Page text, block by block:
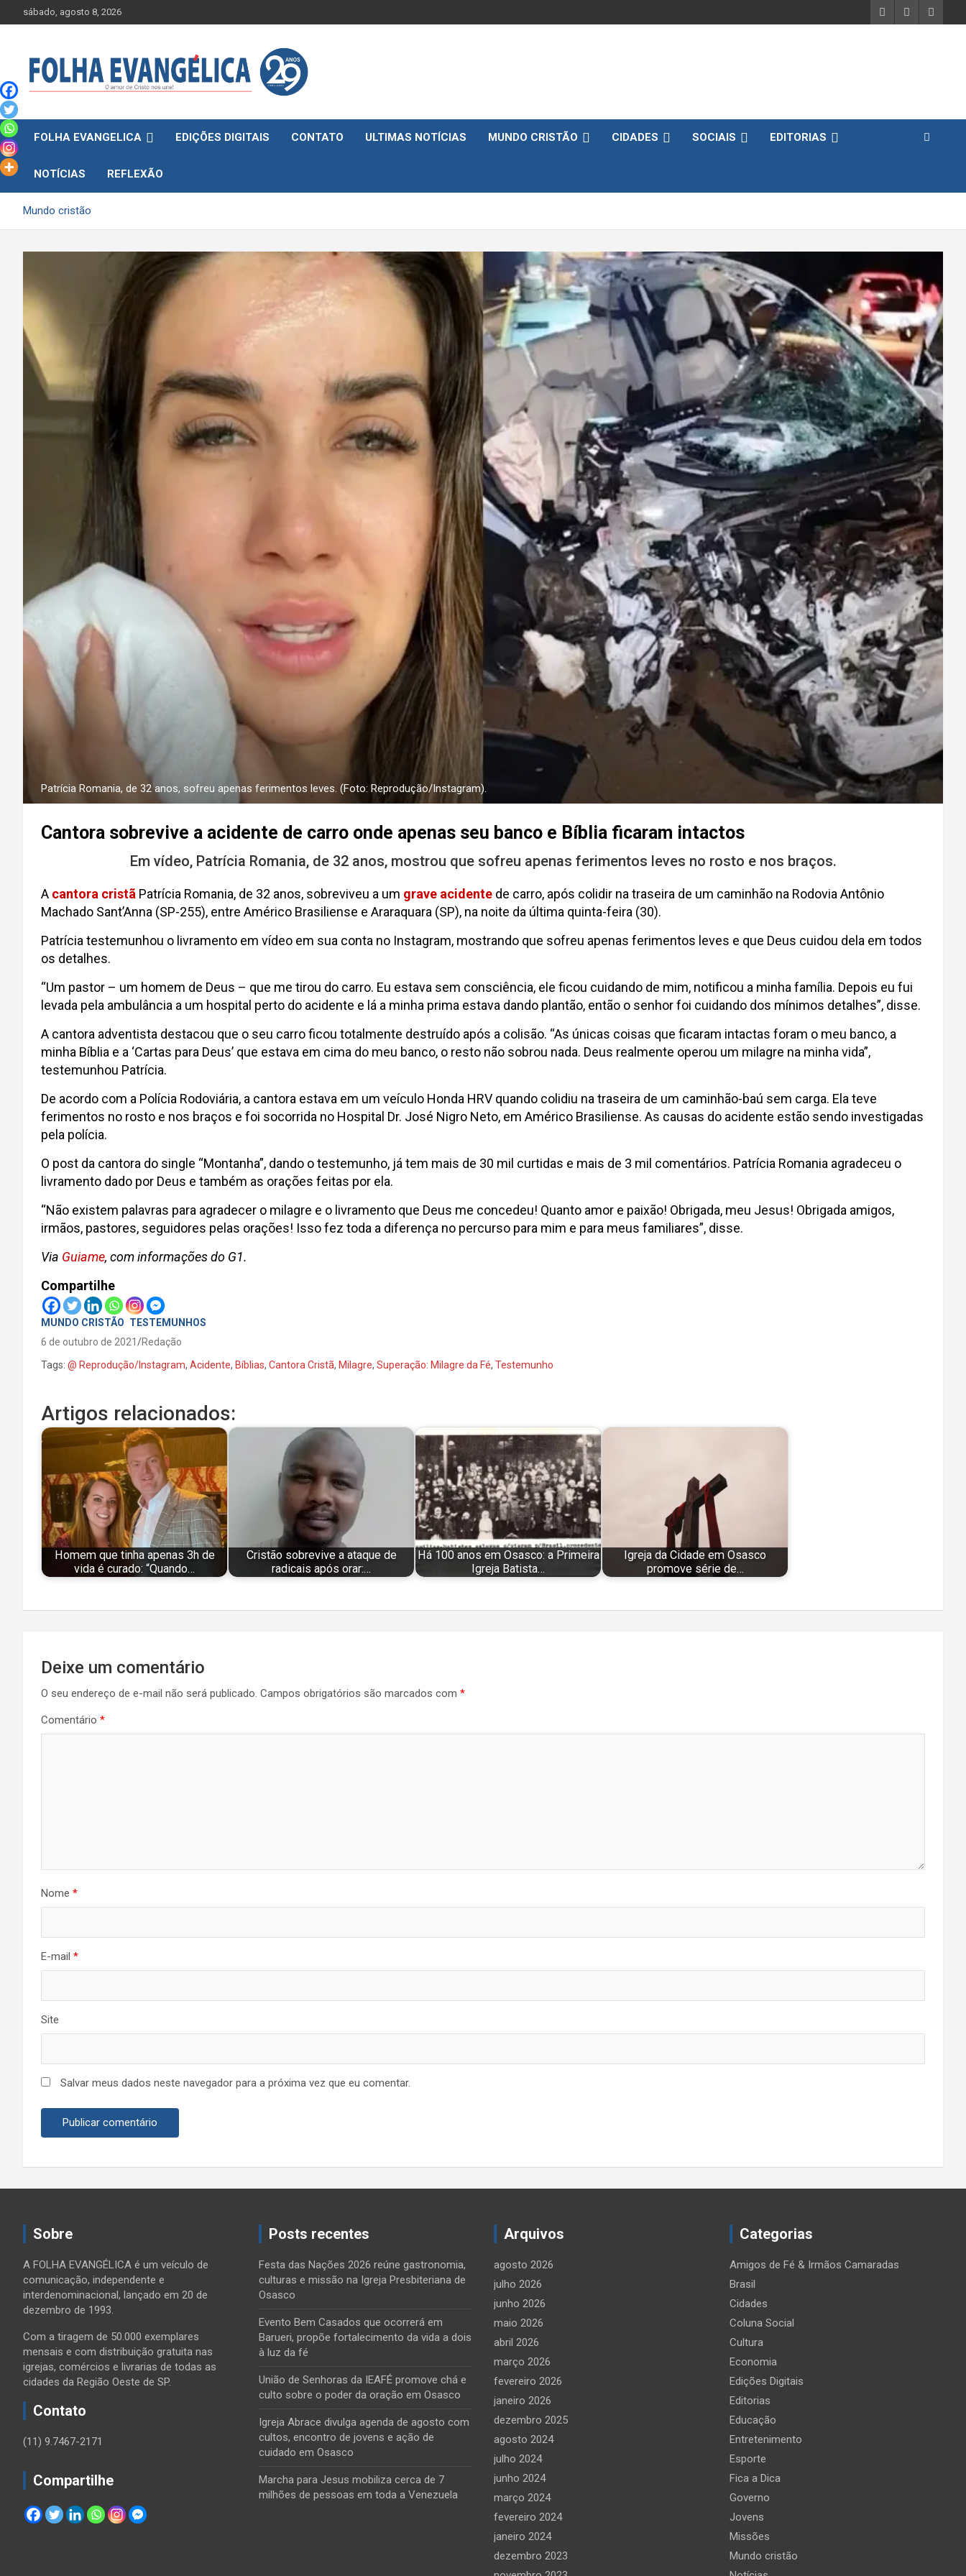
to
sábado, agosto 8, 2026
FOLHA EVANGELICA EDIÇÕES DIGITAIS CONTATO ULTIMAS NOTÍCIAS MUNDO CRISTÃO CIDADES SOCIAIS EDITORIAS
NOTÍCIAS REFLEXÃO
Mundo cristão
Patrícia Romania, de 32 anos, sofreu apenas ferimentos leves. (Foto: Reprodução/Instagram).
Cantora sobrevive a acidente de carro onde apenas seu banco e Bíblia ficaram intactos
Em vídeo, Patrícia Romania, de 32 anos, mostrou que sofreu apenas ferimentos leves no rosto e nos braços.
A cantora cristã Patrícia Romania, de 32 anos, sobreviveu a um grave acidente de carro, após colidir na traseira de um caminhão na Rodovia Antônio
Machado Sant’Anna (SP-255), entre Américo Brasiliense e Araraquara (SP), na noite da última quinta-feira (30).
Patrícia testemunhou o livramento em vídeo em sua conta no Instagram, mostrando que sofreu apenas ferimentos leves e que Deus cuidou dela em todos
os detalhes.
“Um pastor – um homem de Deus – que me tirou do carro. Eu estava sem consciência, ele ficou cuidando de mim, notificou a minha família. Depois eu fui
levada pela ambulância a um hospital perto do acidente e lá a minha prima estava dando plantão, então o senhor foi cuidando dos mínimos detalhes”, disse.
A cantora adventista destacou que o seu carro ficou totalmente destruído após a colisão. “As únicas coisas que ficaram intactas foram o meu banco, a
minha Bíblia e a ‘Cartas para Deus’ que estava em cima do meu banco, o resto não sobrou nada. Deus realmente operou um milagre na minha vida”,
testemunhou Patrícia.
De acordo com a Polícia Rodoviária, a cantora estava em um veículo Honda HRV quando colidiu na traseira de um caminhão-baú sem carga. Ela teve
ferimentos no rosto e nos braços e foi socorrida no Hospital Dr. José Nigro Neto, em Américo Brasiliense. As causas do acidente estão sendo investigadas
pela polícia.
O post da cantora do single “Montanha”, dando o testemunho, já tem mais de 30 mil curtidas e mais de 3 mil comentários. Patrícia Romania agradeceu o
livramento dado por Deus e também as orações feitas por ela.
“Não existem palavras para agradecer o milagre e o livramento que Deus me concedeu! Quanto amor e paixão! Obrigada, meu Jesus! Obrigada amigos,
irmãos, pastores, seguidores pelas orações! Isso fez toda a diferença no percurso para mim e para meus familiares”, disse.
Via Guiame, com informações do G1.
Compartilhe
MUNDO CRISTÃO TESTEMUNHOS
6 de outubro de 2021
Redação
Tags: @ Reprodução/Instagram, Acidente, Bíblias, Cantora Cristã, Milagre, Superação: Milagre da Fé, Testemunho
Artigos relacionados:
Homem que tinha apenas 3h de
vida é curado: “Quando…
Cristão sobrevive a ataque de
radicais após orar:…
Há 100 anos em Osasco: a Primeira
Igreja Batista…
Igreja da Cidade em Osasco
promove série de…
de
Post
Deixe um comentário
O seu endereço de e-mail não será publicado. Campos obrigatórios são marcados com *
Comentário *
Nome *
E-mail *
Site
Salvar meus dados neste navegador para a próxima vez que eu comentar.
Sobre
A FOLHA EVANGÉLICA é um veículo de
comunicação, independente e
interdenominacional, lançado em 20 de
dezembro de 1993.
Com a tiragem de 50.000 exemplares
mensais e com distribuição gratuita nas
igrejas, comércios e livrarias de todas as
cidades da Região Oeste de SP.
Contato
(11) 9.7467-2171
Compartilhe
Posts recentes
Festa das Nações 2026 reúne gastronomia,
culturas e missão na Igreja Presbiteriana de
Osasco
Evento Bem Casados que ocorrerá em
Barueri, propõe fortalecimento da vida a dois
à luz da fé
União de Senhoras da IEAFÉ promove chá e
culto sobre o poder da oração em Osasco
Igreja Abrace divulga agenda de agosto com
cultos, encontro de jovens e ação de
cuidado em Osasco
Marcha para Jesus mobiliza cerca de 7
milhões de pessoas em toda a Venezuela
Arquivos
agosto 2026
julho 2026
junho 2026
maio 2026
abril 2026
março 2026
fevereiro 2026
janeiro 2026
dezembro 2025
agosto 2024
julho 2024
junho 2024
março 2024
fevereiro 2024
janeiro 2024
dezembro 2023
Categorias
Amigos de Fé & Irmãos Camaradas
Brasil
Cidades
Coluna Social
Cultura
Economia
Edições Digitais
Editorias
Educação
Entretenimento
Esporte
Fica a Dica
Governo
Jovens
Missões
Mundo cristão